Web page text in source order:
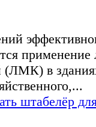
применение
(ЛМК) в
штабелёр